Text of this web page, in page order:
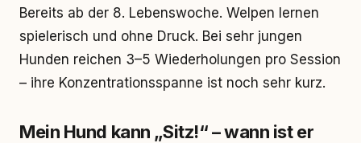
Bereits ab der 8. Lebenswoche. Welpen lernen
spielerisch und ohne Druck. Bei sehr jungen
Hunden reichen 3–5 Wiederholungen pro Session
– ihre Konzentrationsspanne ist noch sehr kurz.
Mein Hund kann „Sitz!“ – wann ist er